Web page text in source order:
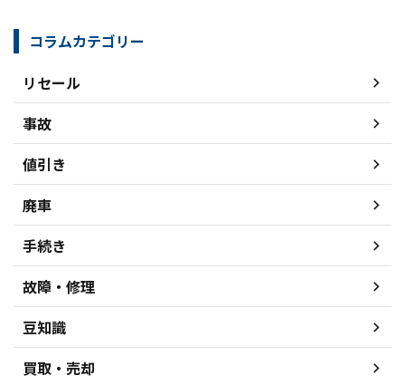
コラムカテゴリー
リセール
事故
値引き
廃車
手続き
故障・修理
豆知識
買取・売却